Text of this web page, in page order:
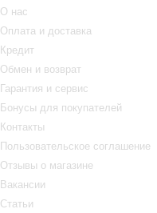
О нас
Оплата и доставка
Кредит
Обмен и возврат
Гарантия и сервис
Бонусы для покупателей
Контакты
Пользовательское соглашение
Отзывы о магазине
Вакансии
Статьи